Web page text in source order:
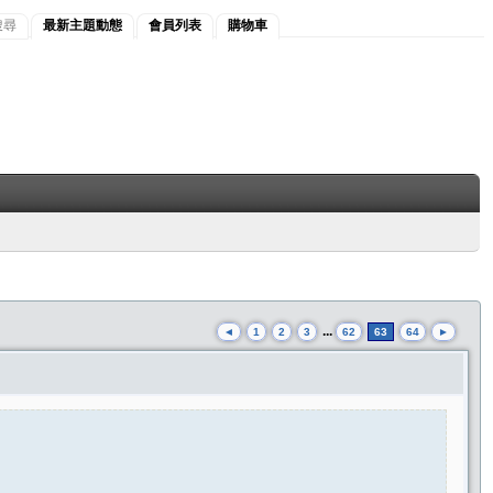
尋 最新主題動態 會員列表 購物車
◄ 1 2 3 ... 62 63 64 ►